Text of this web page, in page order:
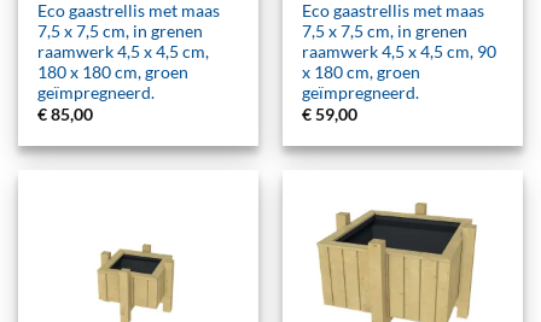
Eco gaastrellis met maas
7,5 x 7,5 cm, in grenen
raamwerk 4,5 x 4,5 cm,
180 x 180 cm, groen
geïmpregneerd.
€85,00
Eco gaastrellis met maas
7,5 x 7,5 cm, in grenen
raamwerk 4,5 x 4,5 cm, 90
x 180 cm, groen
geïmpregneerd.
€59,00